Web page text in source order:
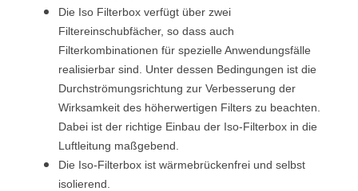
Die Iso Filterbox verfügt über zwei
Filtereinschubfächer, so dass auch
Filterkombinationen für spezielle Anwendungsfälle
realisierbar sind. Unter dessen Bedingungen ist die
Durchströmungsrichtung zur Verbesserung der
Wirksamkeit des höherwertigen Filters zu beachten.
Dabei ist der richtige Einbau der Iso-Filterbox in die
Luftleitung maßgebend.
Die Iso-Filterbox ist wärmebrückenfrei und selbst
isolierend.